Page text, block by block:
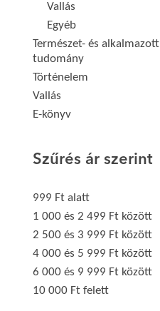
Vallás
Egyéb
Természet- és alkalmazott
tudomány
Történelem
Vallás
E-könyv
Szűrés ár szerint
999 Ft alatt
1 000 és 2 499 Ft között
2 500 és 3 999 Ft között
4 000 és 5 999 Ft között
6 000 és 9 999 Ft között
10 000 Ft felett